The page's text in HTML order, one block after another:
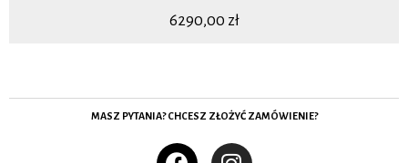
6290,00 zł
MASZ PYTANIA? CHCESZ ZŁOŻYĆ ZAMÓWIENIE?